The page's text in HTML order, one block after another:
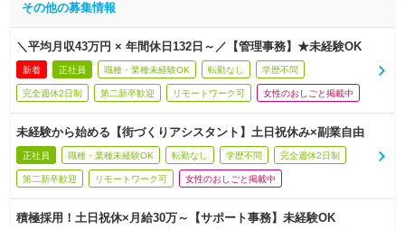
その他の募集情報
＼平均月収43万円 × 年間休日132日～／【管理事務】★未経験OK
新着 正社員 職種・業種未経験OK 転勤なし 学歴不問
完全週休2日制 第二新卒歓迎 リモートワーク可 女性のおしごと掲載中
未経験から始める【街づくりアシスタント】土日祝休み×副業自由
正社員 職種・業種未経験OK 転勤なし 学歴不問 完全週休2日制
第二新卒歓迎 リモートワーク可 女性のおしごと掲載中
積極採用！土日祝休×月給30万～【サポート事務】未経験OK